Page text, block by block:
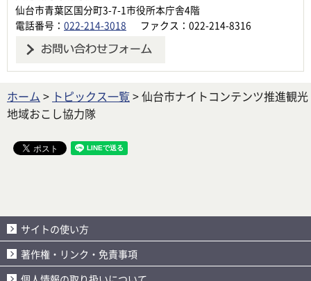
仙台市青葉区国分町3-7-1市役所本庁舎4階
電話番号： 022-214-3018 ファクス：022-214-8316
ホーム > トピックス一覧> 仙台市ナイトコンテンツ推進観光
地域おこし協力隊
サイトの使い方
著作権・リンク・免責事項